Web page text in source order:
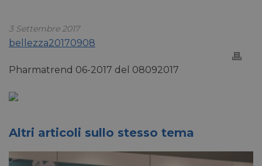
3 Settembre 2017
bellezza20170908
Pharmatrend 06-2017 del 08092017
Altri articoli sullo stesso tema